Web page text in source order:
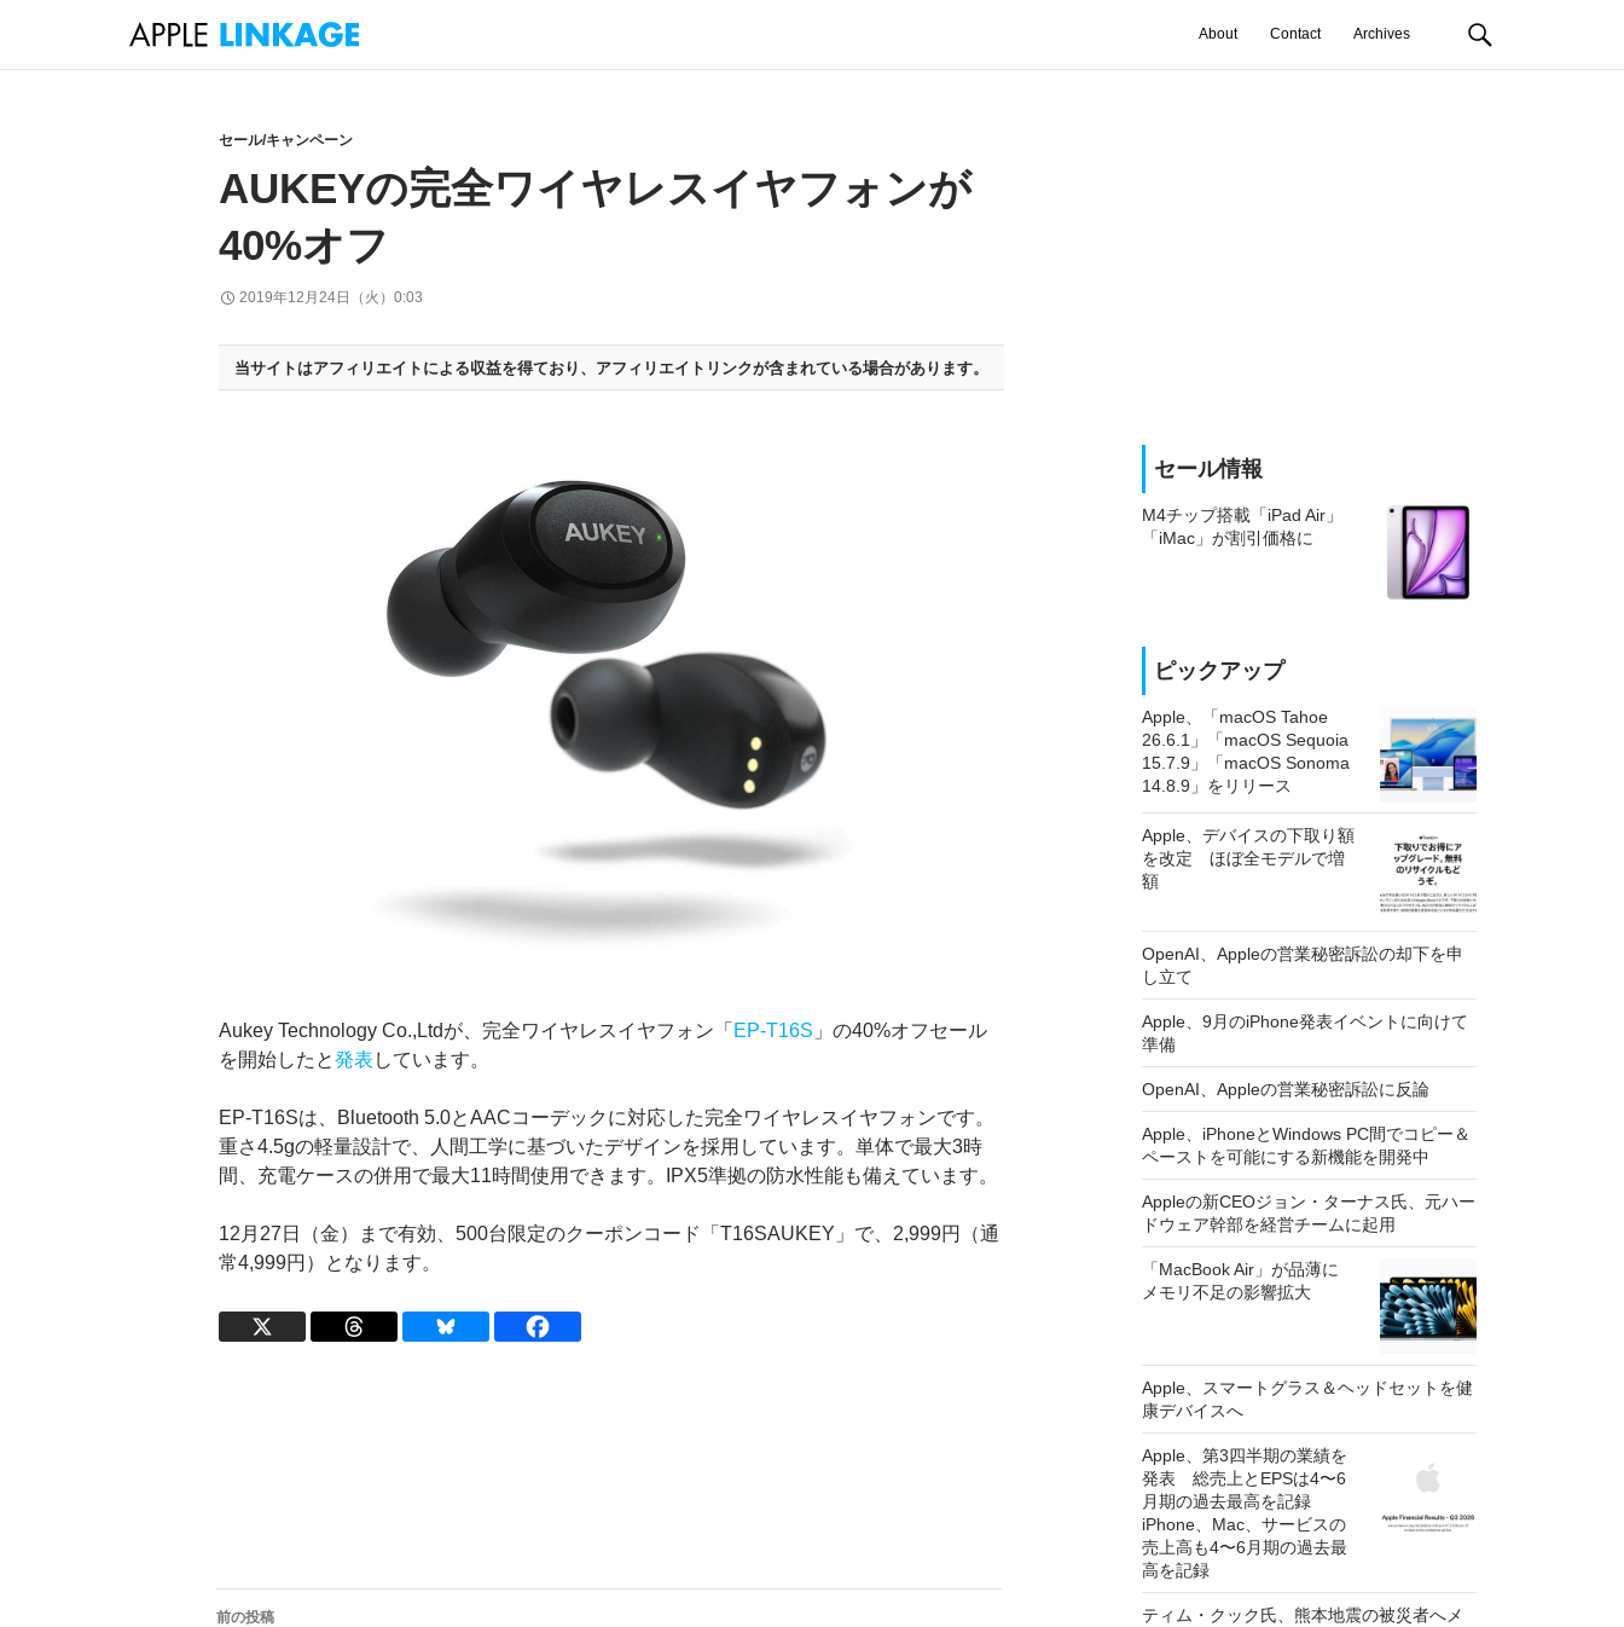
About Contact Archives
セール/キャンペーン
AUKEYの完全ワイヤレスイヤフォンが
40%オフ
2019年12月24日（火）0:03
当サイトはアフィリエイトによる収益を得ており、 アフィリエイトリンクが含まれている場合があります。
Aukey Technology Co.,Ltdが、完全ワイヤレスイヤフォン「 EP-T16S 」の40%オフセール
を開始したと発表 しています。
EP-T16Sは、Bluetooth 5.0とAACコーデックに対応した完全ワイヤレスイヤフォンです。
重さ4.5gの軽量設計で、人間工学に基づいたデザインを採用しています。単体で最大3時
間、充電ケースの併用で最大11時間使用できます。IPX5準拠の防水性能も備えています。
12月27日（金）まで有効、500台限定のクーポンコード「T16SAUKEY」で、2,999円（通
常4,999円）となります。
投
前の投稿
セール情報
M4チップ搭載「iPad Air」
「iMac」が割引価格に
ピックアップ
Apple、「macOS Tahoe
26.6.1」「macOS Sequoia
15.7.9」「macOS Sonoma
14.8.9」をリリース
Apple、デバイスの下取り額
を改定 ほぼ全モデルで増
額
OpenAI、Appleの営業秘密訴訟の却下を申
し立て
Apple、9月のiPhone発表イベントに向けて
準備
OpenAI、Appleの営業秘密訴訟に反論
Apple、iPhoneとWindows PC間でコピー＆
ペーストを可能にする新機能を開発中
Appleの新CEOジョン・ターナス氏、元ハー
ドウェア幹部を経営チームに起用
「MacBook Air」が品薄に
メモリ不足の影響拡大
Apple、スマートグラス＆ヘッドセットを健
康デバイスへ
Apple、第3四半期の業績を
発表 総売上とEPSは4〜6
月期の過去最高を記録
iPhone、Mac、サービスの
売上高も4〜6月期の過去最
高を記録
ティム・クック氏、熊本地震の被災者へメ